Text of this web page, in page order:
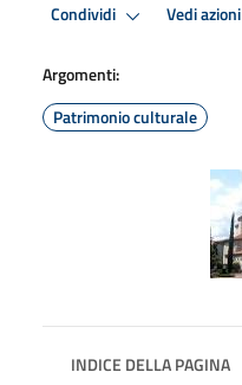
Condividi Vedi azioni
Argomenti:
Patrimonio culturale
INDICE DELLA PAGINA